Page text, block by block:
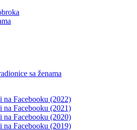
sa ženama
Facebooku (2022)
Facebooku (2021)
Facebooku (2020)
Facebooku (2019)